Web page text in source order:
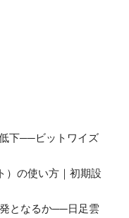
下──ビットワイズ
）の使い方｜初期設
となるか──日足雲